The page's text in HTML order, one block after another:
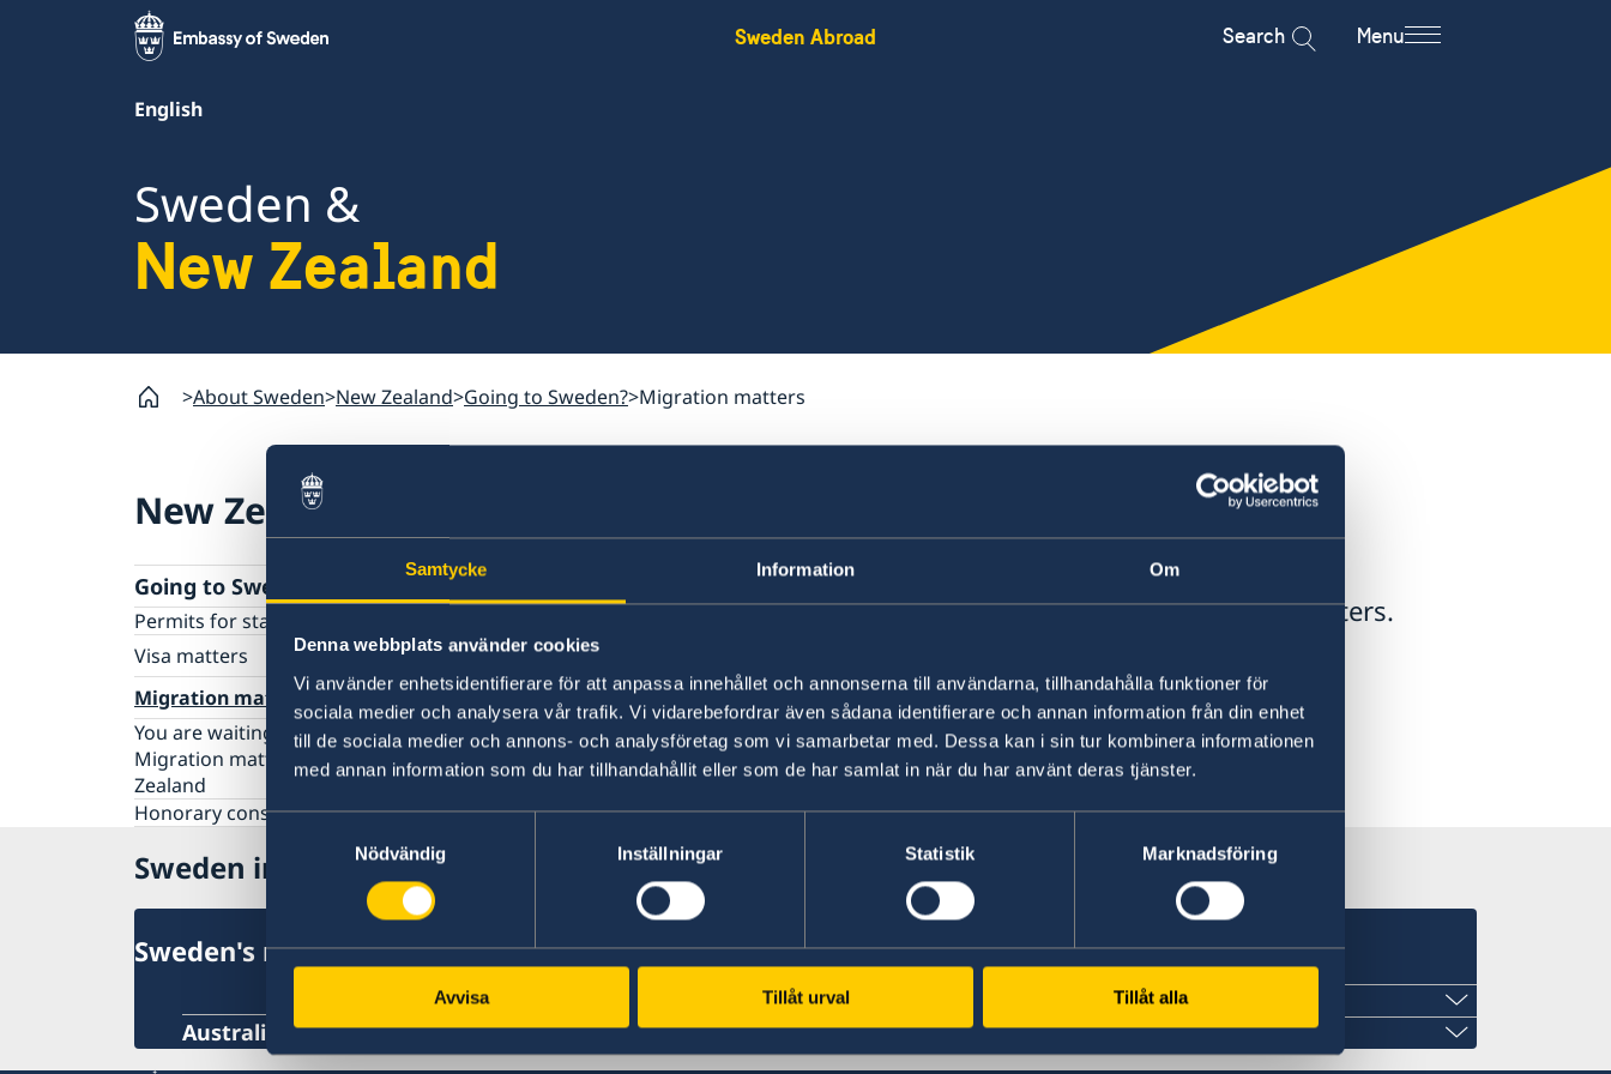
Samtycke Information Om
Denna webbplats använder cookies
Vi använder enhetsidentifierare för att anpassa innehållet och annonserna till användarna, tillhandahålla funktioner för
sociala medier och analysera vår trafik. Vi vidarebefordrar även sådana identifierare och annan information från din enhet
till de sociala medier och annons- och analysföretag som vi samarbetar med. Dessa kan i sin tur kombinera informationen
med annan information som du har tillhandahållit eller som de har samlat in när du har använt deras tjänster.
Samtyckesval
Nödvändig
Inställningar Statistik Marknadsföring
Avvisa Tillåt urval Tillåt alla
Sweden Abroad Search Menu
English
Sweden &
New Zealand
About Sweden New Zealand Going to Sweden? Migration matters
New Zealand
Going to Sweden?
Permits for staying in Sweden
Visa matters
Apply for a Schengen visa
Migration matters
You are waiting for or have received a decision
Migration matters for residents of New
Zealand
Honorary consulates
Migration matters
Here you will find information about Swedish migration matters.
Sweden in New Zealand
Sweden's mission abroad
Australia, Canberra
Swedish consulates
Auckland, New Zealand
Telephone
Wellington, New Zealand
Telephone: